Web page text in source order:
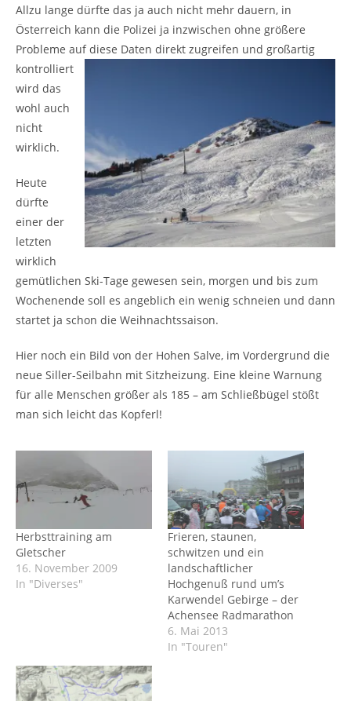
Allzu lange dürfte das ja auch nicht mehr dauern, in
Österreich kann die Polizei ja inzwischen ohne größere
Probleme auf diese Daten direkt zugreifen und großartig
kontrolliert
wird das
wohl auch
nicht
wirklich.
Heute
dürfte
einer der
letzten
wirklich
gemütlichen Ski-Tage gewesen sein, morgen und bis zum
Wochenende soll es angeblich ein wenig schneien und dann
startet ja schon die Weihnachtssaison.
Hier noch ein Bild von der Hohen Salve, im Vordergrund die
neue Siller-Seilbahn mit Sitzheizung. Eine kleine Warnung
für alle Menschen größer als 185 – am Schließbügel stößt
man sich leicht das Kopferl!
Herbsttraining am
Gletscher
16. November 2009
In "Diverses"
Frieren, staunen,
schwitzen und ein
landschaftlicher
Hochgenuß rund um’s
Karwendel Gebirge – der
Achensee Radmarathon
6. Mai 2013
In "Touren"